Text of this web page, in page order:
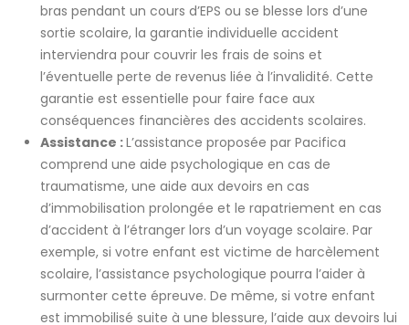
bras pendant un cours d’EPS ou se blesse lors d’une
sortie scolaire, la garantie individuelle accident
interviendra pour couvrir les frais de soins et
l’éventuelle perte de revenus liée à l’invalidité. Cette
garantie est essentielle pour faire face aux
conséquences financières des accidents scolaires.
Assistance :L’assistance proposée par Pacifica
comprend une aide psychologique en cas de
traumatisme, une aide aux devoirs en cas
d’immobilisation prolongée et le rapatriement en cas
d’accident à l’étranger lors d’un voyage scolaire. Par
exemple, si votre enfant est victime de harcèlement
scolaire, l’assistance psychologique pourra l’aider à
surmonter cette épreuve. De même, si votre enfant
est immobilisé suite à une blessure, l’aide aux devoirs lui